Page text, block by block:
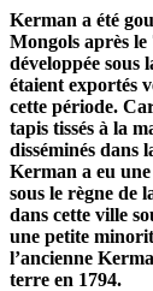
Kerman a été
Mongols après le
développée sous
étaient exportés
cette période.
tapis tissés à la
disséminés dans
Kerman a eu
sous le règne de
dans cette ville
une petite
l’ancienne
terre en 1794.